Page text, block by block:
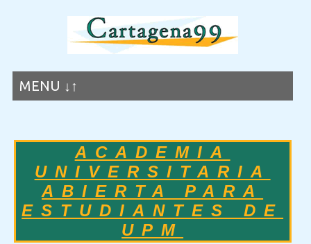
MENU ↓↑
ACADEMIA
UNIVERSITARIA
ABIERTA PARA
ESTUDIANTES DE
UPM